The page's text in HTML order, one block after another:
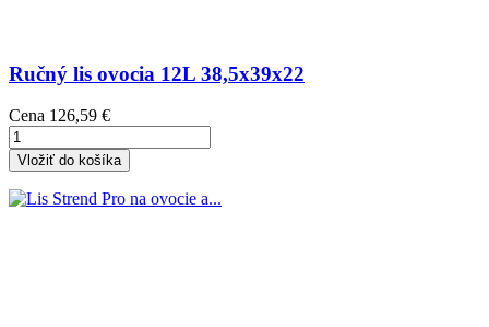
Ručný lis ovocia 12L 38,5x39x22
Cena 126,59 €
Vložiť do košíka